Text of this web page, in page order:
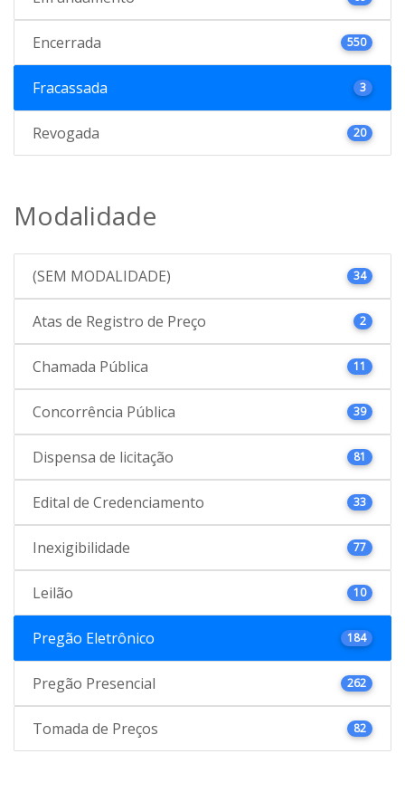
Encerrada 550
Fracassada 3
Revogada 20
Modalidade
(SEM MODALIDADE) 34
Atas de Registro de Preço 2
Chamada Pública 11
Concorrência Pública 39
Dispensa de licitação 81
Edital de Credenciamento 33
Inexigibilidade 77
Leilão 10
Pregão Eletrônico 184
Pregão Presencial 262
Tomada de Preços 82